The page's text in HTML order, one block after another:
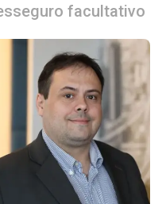
facultativo